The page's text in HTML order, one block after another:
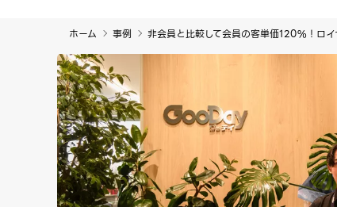
ホーム 事例 非会員と比較して会員の客単価120%！ロ